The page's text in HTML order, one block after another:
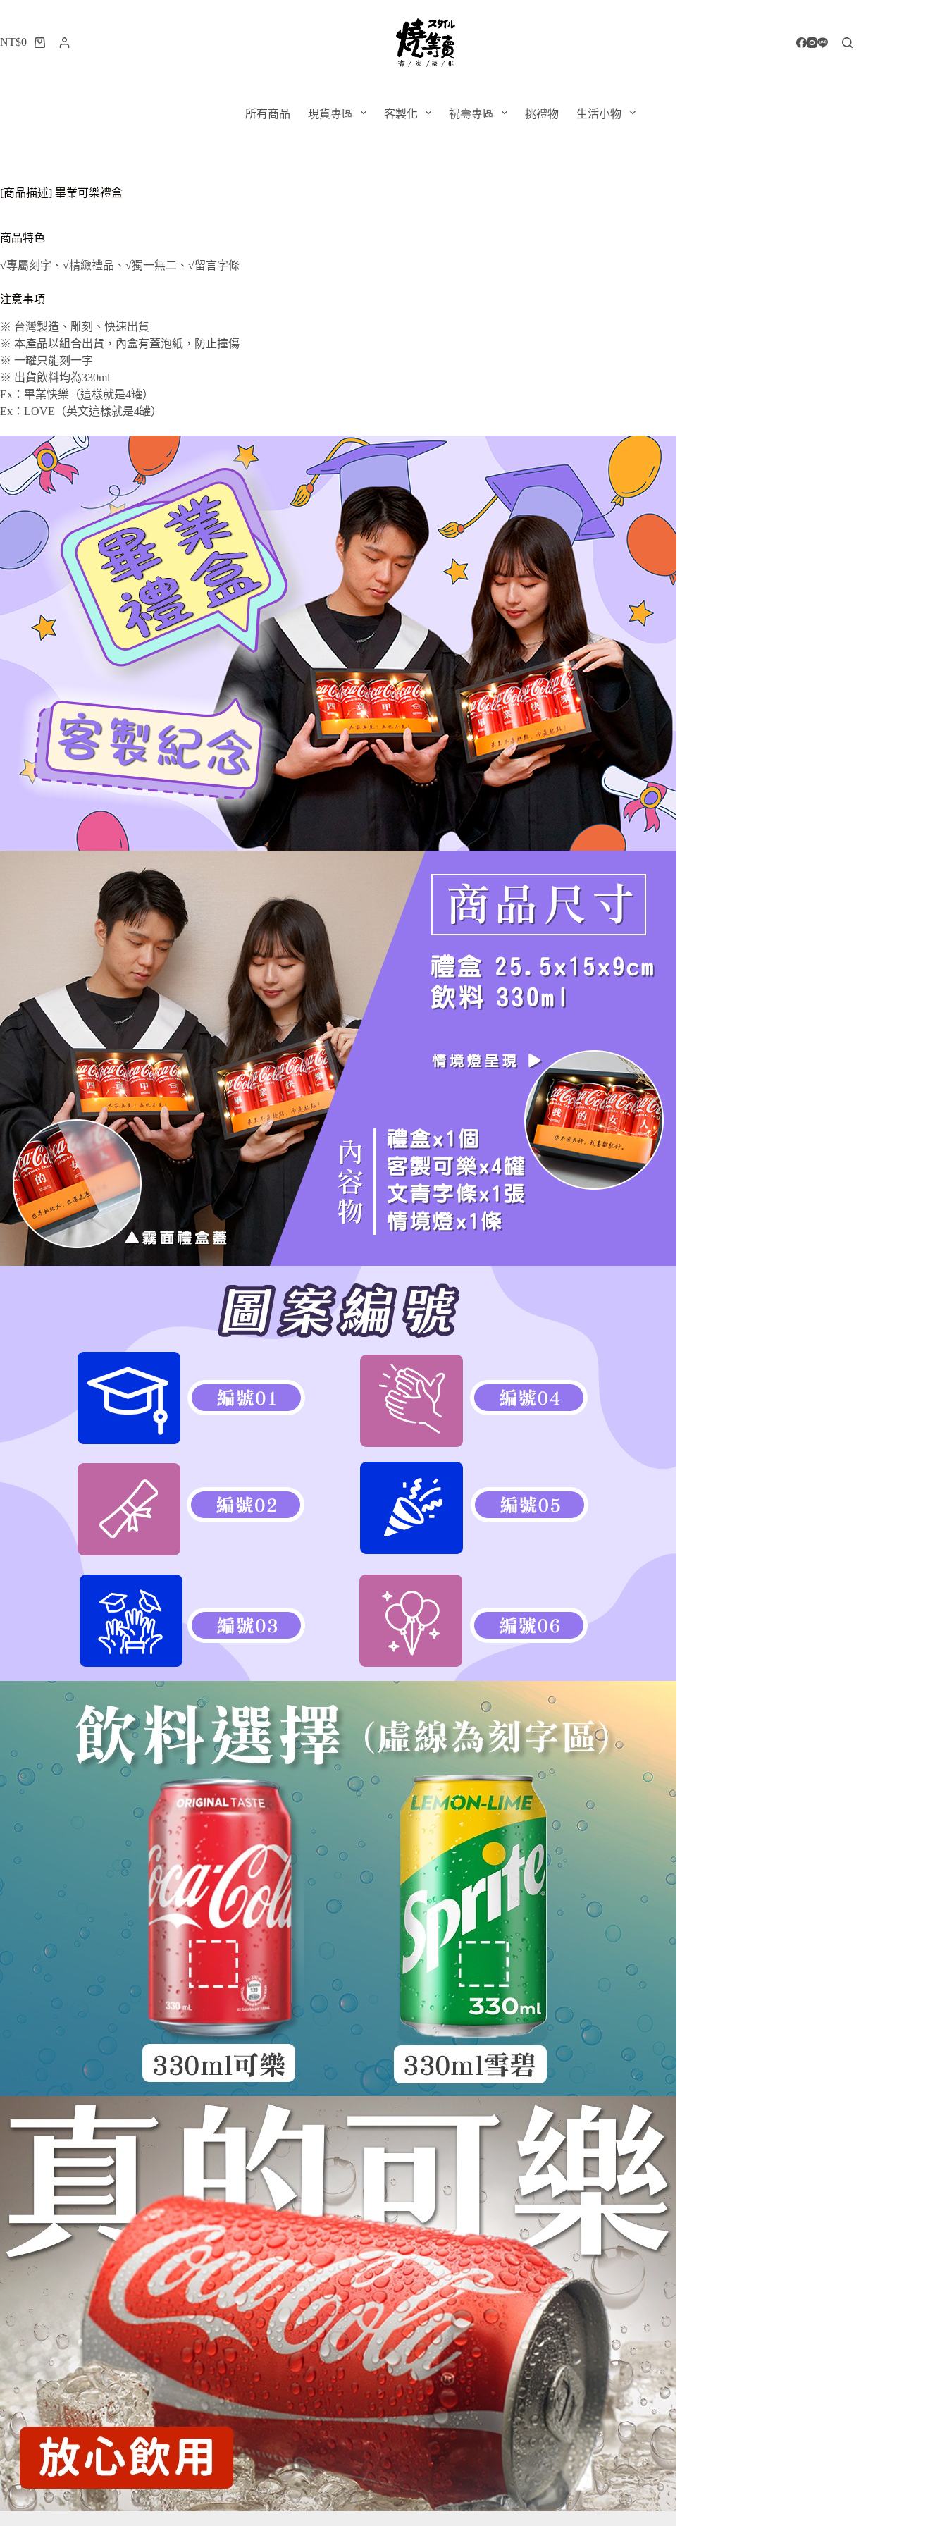
主
NT$0
所有商品 現貨專區 客製化 祝壽專區 挑禮物 生活小物
[商品描述] 畢業可樂禮盒
商品特色
√專屬刻字、√精緻禮品、√獨一無二、√留言字條
注意事項
※ 台灣製造、雕刻、快速出貨
※ 本產品以組合出貨，內盒有蓋泡紙，防止撞傷
※ 一罐只能刻一字
※ 出貨飲料均為330ml
Ex：畢業快樂（這樣就是4罐）
Ex：LOVE（英文這樣就是4罐）